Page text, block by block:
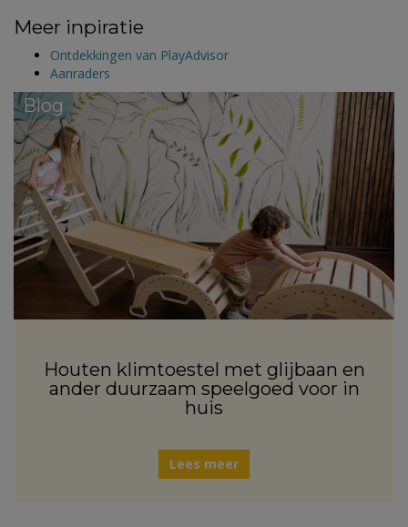
Meer inpiratie
Ontdekkingen van PlayAdvisor
Aanraders
Blog
Houten klimtoestel met glijbaan en
ander duurzaam speelgoed voor in
huis
Lees meer